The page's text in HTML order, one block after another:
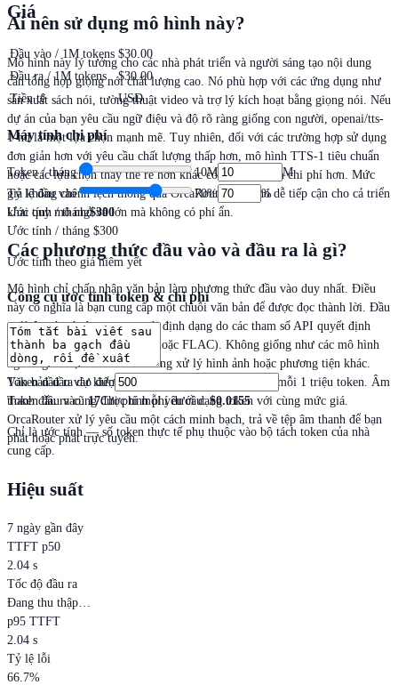
Ai nên sử dụng mô hình này?
Mô hình này lý tưởng cho các nhà phát triển và người sáng tạo nội dung
cần tổng hợp giọng nói chất lượng cao. Nó phù hợp với các ứng dụng như
sản xuất sách nói, tường thuật video và trợ lý kích hoạt bằng giọng nói. Nếu
dự án của bạn yêu cầu ngữ điệu và độ rõ ràng giống con người, openai/tts-
1-hd là một lựa chọn mạnh mẽ. Tuy nhiên, đối với các trường hợp sử dụng
đơn giản hơn với yêu cầu chất lượng thấp hơn, mô hình TTS-1 tiêu chuẩn
hoặc các lựa chọn thay thế rẻ hơn khác có thể tiết kiệm chi phí hơn. Mức
giá không chênh lệch thông qua OrcaRouter giúp nó dễ tiếp cận cho cả triển
khai quy mô nhỏ và lớn mà không có phí ẩn.
Các phương thức đầu vào và đầu ra là gì?
Mô hình chỉ chấp nhận văn bản làm phương thức đầu vào duy nhất. Điều
này có nghĩa là bạn cung cấp một chuỗi văn bản để được đọc thành lời. Đầu
ra là âm thanh được tạo ra với định dạng do các tham số API quyết định
(thường là MP3, Opus, AAC hoặc FLAC). Không giống như các mô hình
ngôn ngữ lớn, TTS-1-HD không xử lý hình ảnh hoặc phương tiện khác.
Văn bản đầu vào được token hóa và tính phí $30 cho mỗi 1 triệu token. Âm
thanh đầu ra cũng được tính phí dưới dạng token với cùng mức giá.
OrcaRouter xử lý yêu cầu một cách minh bạch, trả về tệp âm thanh để bạn
phát hoặc phát trực tuyến.
Giá
Đầu vào / 1M tokens $30.00
Đầu ra / 1M tokens
$30.00
Tiền tệ
USD
Máy tính chi phí
Token / tháng 10M
M
Tỷ lệ đầu vào
70%
%
Ước tính / tháng$300
Ước tính / tháng $300
Ước tính theo giá niêm yết
Công cụ ước tính token & chi phí
Token đầu ra dự kiến
Token đầu vào: 17Chi phí mỗi yêu cầu:$0.0155
Chỉ là ước tính — số token thực tế phụ thuộc vào bộ tách token của nhà
cung cấp.
Hiệu suất
7 ngày gần đây
TTFT p50
2.04 s
Tốc độ đầu ra
Đang thu thập…
p95 TTFT
2.04 s
Tỷ lệ lỗi
66.7%